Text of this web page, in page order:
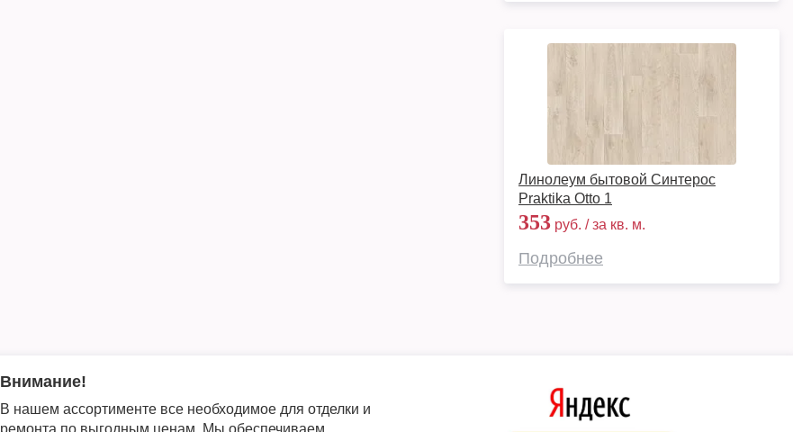
Линолеум бытовой Синтерос
Praktika Otto 1
353 руб. / за кв. м.
Подробнее
Внимание!
В нашем ассортименте все необходимое для отделки и
ремонта по выгодным ценам. Мы обеспечиваем